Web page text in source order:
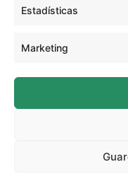
Estadísticas
Marketing
Instagram: https://
Twitter: https://
Twitch: https://
¡Espero que te